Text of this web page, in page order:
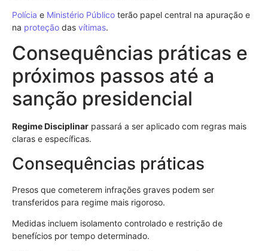
Polícia e Ministério Público terão papel central na apuração e
na proteção das vítimas.
Consequências práticas e
próximos passos até a
sanção presidencial
Regime Disciplinar passará a ser aplicado com regras mais
claras e específicas.
Consequências práticas
Presos que cometerem infrações graves podem ser
transferidos para regime mais rigoroso.
Medidas incluem isolamento controlado e restrição de
benefícios por tempo determinado.